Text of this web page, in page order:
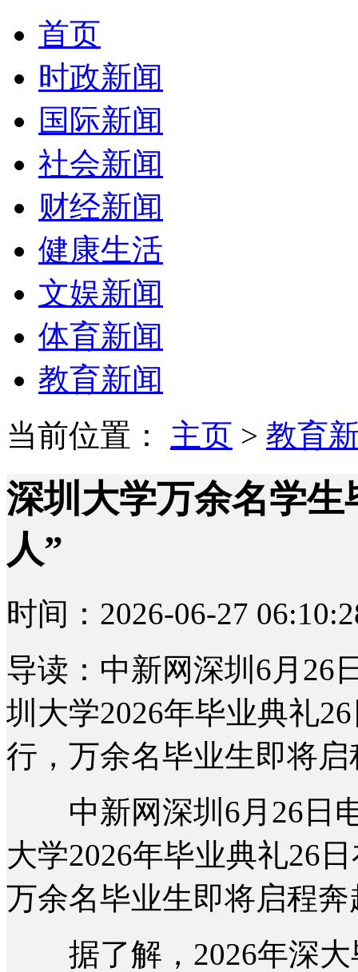
首页
时政新闻
国际新闻
社会新闻
财经新闻
健康生活
文娱新闻
体育新闻
教育新闻
当前位置： 主页 > 教育
深圳大学万余名学
人”
时间：2026-06-27
导读：中新网深圳6月26
圳大学2026年毕业典礼
行，万余名毕业生即将
中新网深圳6月26日电
大学2026年毕业典礼26
万余名毕业生即将启程
据了解，2026年深大